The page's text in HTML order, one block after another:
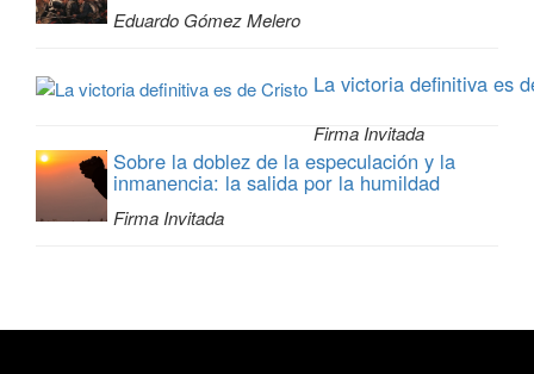
Eduardo Gómez Melero
La victoria definitiva es
Firma Invitada
Sobre la doblez de la especulación y la
inmanencia: la salida por la humildad
Firma Invitada